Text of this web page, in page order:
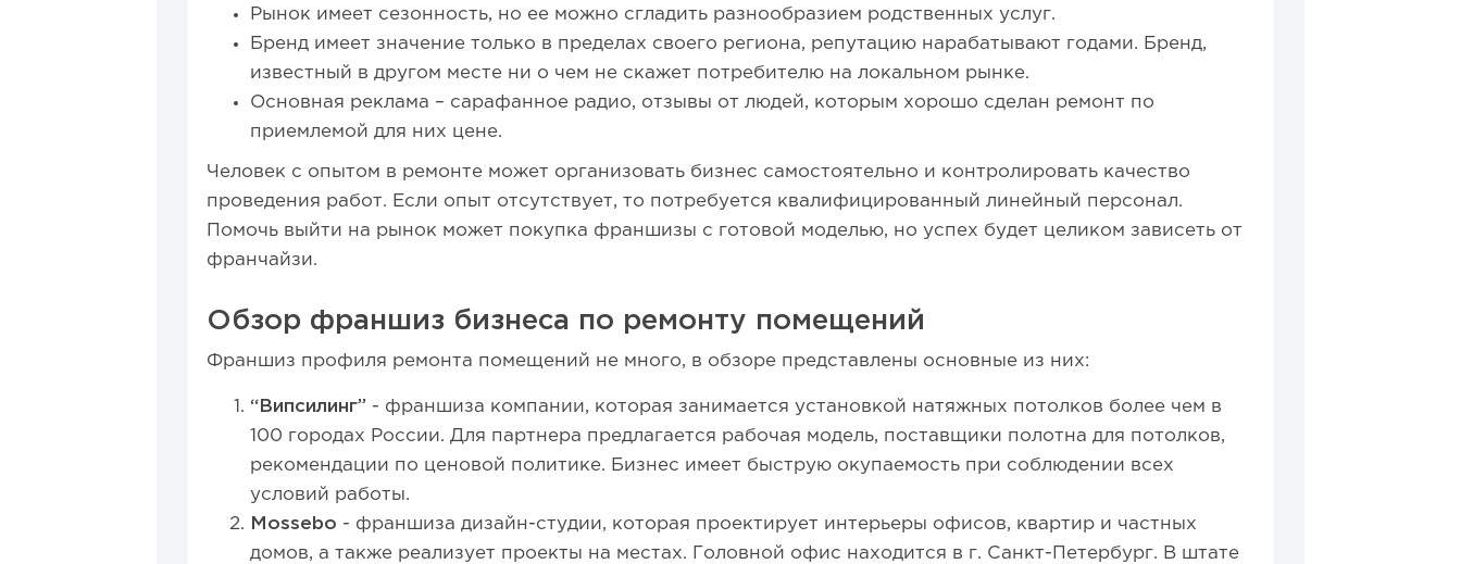
Рынок имеет сезонность, но ее можно сгладить разнообразием родственных услуг.
Бренд имеет значение только в пределах своего региона, репутацию нарабатывают годами. Бренд,
известный в другом месте ни о чем не скажет потребителю на локальном рынке.
Основная реклама – сарафанное радио, отзывы от людей, которым хорошо сделан ремонт по
приемлемой для них цене.
Человек с опытом в ремонте может организовать бизнес самостоятельно и контролировать качество
проведения работ. Если опыт отсутствует, то потребуется квалифицированный линейный персонал.
Помочь выйти на рынок может покупка франшизы с готовой моделью, но успех будет целиком зависеть от
франчайзи.
Обзор франшиз бизнеса по ремонту помещений
Франшиз профиля ремонта помещений не много, в обзоре представлены основные из них:
“Випсилинг” - франшиза компании, которая занимается установкой натяжных потолков более чем в
100 городах России. Для партнера предлагается рабочая модель, поставщики полотна для потолков,
рекомендации по ценовой политике. Бизнес имеет быструю окупаемость при соблюдении всех
условий работы.
Mossebo - франшиза дизайн-студии, которая проектирует интерьеры офисов, квартир и частных
домов, а также реализует проекты на местах. Головной офис находится в г. Санкт-Петербург. В штате